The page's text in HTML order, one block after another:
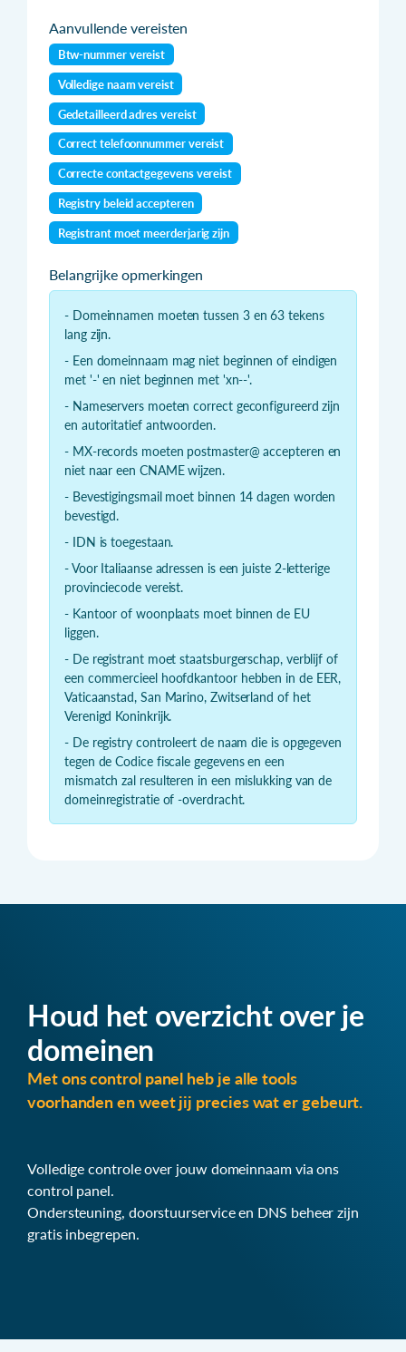
Aanvullende vereisten
Btw-nummer vereist
Volledige naam vereist
Gedetailleerd adres vereist
Correct telefoonnummer vereist
Correcte contactgegevens vereist
Registry beleid accepteren
Registrant moet meerderjarig zijn
Belangrijke opmerkingen
- Domeinnamen moeten tussen 3 en 63 tekens
lang zijn.
- Een domeinnaam mag niet beginnen of eindigen
met '-' en niet beginnen met 'xn--'.
- Nameservers moeten correct geconfigureerd zijn
en autoritatief antwoorden.
- MX-records moeten postmaster@ accepteren en
niet naar een CNAME wijzen.
- Bevestigingsmail moet binnen 14 dagen worden
bevestigd.
- IDN is toegestaan.
- Voor Italiaanse adressen is een juiste 2-letterige
provinciecode vereist.
- Kantoor of woonplaats moet binnen de EU
liggen.
- De registrant moet staatsburgerschap, verblijf of
een commercieel hoofdkantoor hebben in de EER,
Vaticaanstad, San Marino, Zwitserland of het
Verenigd Koninkrijk.
- De registry controleert de naam die is opgegeven
tegen de Codice fiscale gegevens en een
mismatch zal resulteren in een mislukking van de
domeinregistratie of -overdracht.
Houd het overzicht over je
domeinen
Met ons control panel heb je alle tools
voorhanden en weet jij precies wat er gebeurt.
Volledige controle over jouw domeinnaam via ons
control panel.
Ondersteuning, doorstuurservice en DNS beheer zijn
gratis inbegrepen.